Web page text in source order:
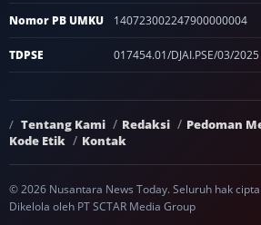
Nomor PB UMKU 140723002247900000004
TDPSE 017454.01/DJAI.PSE/03/2025
Tentang Kami Redaksi
Pedoman
Kode Etik
Kontak
© 2026 Nusantara News Today. Seluruh hak
Dikelola oleh PT SCTAR Media Group